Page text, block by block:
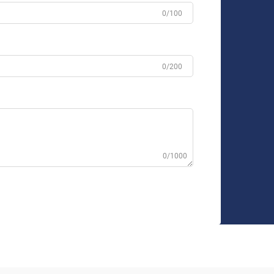
0/100
0/200
0/1000